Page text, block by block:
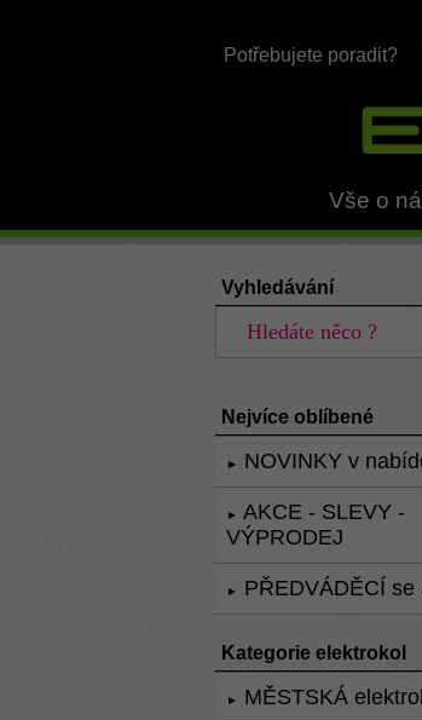
Potřebujete poradit?
Vše o
Vyhledávání
Nejvíce oblíbené
► NOVINKY v
►
AKCE - SLEVY -
VÝPRODEJ
► PŘEDVÁDĚCÍ se
Kategorie elektrokol
► MĚSTSKÁ